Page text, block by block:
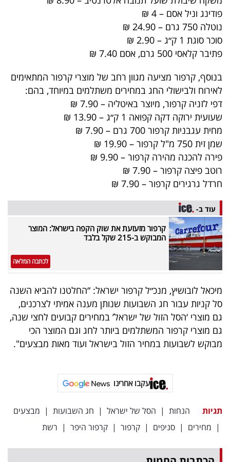
פרסמו
באייס
עקבו
פודינג וניל אסם – 4 ₪
נוטלה 750 גרם – 24.90 ₪
סוכר סוגת 1 ק״ג – 2.90 ₪
פתיבר קלאסי 500 גרם, אסם 7.40 ₪
בנוסף, קרפור מציעה מגוון רחב של מוצרי קרפור המתאימים
לאירוח ולבישולי החג במחירים משתלמים במיוחד, בהם:
דפי לזניה קרפור, מיוצר באיטליה – 7.90 ₪
שעועית ירוקה דקה קפואה 1 ק״ג – 13.90 ₪
מחית עגבניות קרפור 700 גרם – 7.90 ₪
שמן זית 750 מ"ל קרפור – 19.90 ₪
פירה להכנה מהירה קרפור – 9.90 ₪
רוטב פיצה קרפור – 7.90 ₪
חרדל גרגירים קרפור – 7.90 ₪
עוד ב-
קרפור מזעזעת את שוק הקפה בישראל: המוצר
המבוקש ב-215 שקל בלבד
לכתבה המלאה
מיכאל לובושיץ, מנכ״ל קרפור ישראל: “החלטנו להביא השנה
סל קניות עבור חג השבועות שנותן מענה אמיתי לצרכנים,
גם מוצרי ‘הסל הזול של ישראל’ במחירים קבועים לחצי שנה,
גם מוצרי קרפור המשתלמים ביותר לחג וגם המוצר הכי
מבוקש לשבועות במחיר הזול בישראל ועוד מאות מבצעים".
עקבו אחרינו
תגיות הנחות | הסל של ישראל | חג השבועות | מבצעים
| מחירים | סניפים | קרפור | קרפור היפר | רשת